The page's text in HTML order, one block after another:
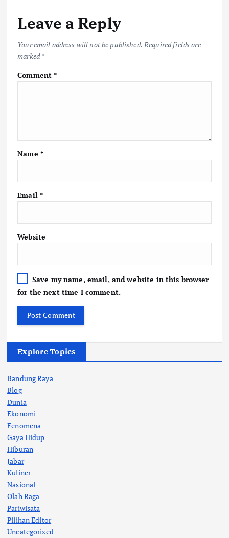
o
k
p
p k
Leave a Reply
Your email address will not be published. Required fields are
marked*
Comment*
Name *
Email *
Website
Save my name, email, and website in this browser
for the next time I comment.
Explore Topics
Bandung Raya
Blog
Dunia
Ekonomi
Fenomena
Gaya Hidup
Hiburan
Jabar
Kuliner
Nasional
Olah Raga
Pariwisata
Pilihan Editor
Uncategorized